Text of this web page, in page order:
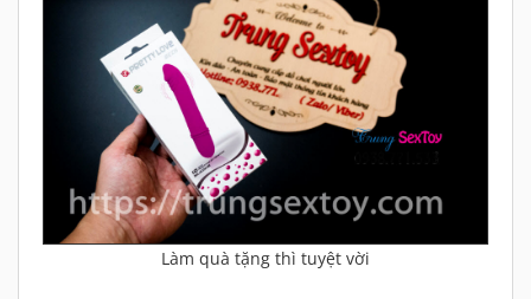
Làm quà tặng thì tuyệt vời
Sản phẩm quả thật rất phù hợp với
những quý cô cô đơn nhưng lại luôn